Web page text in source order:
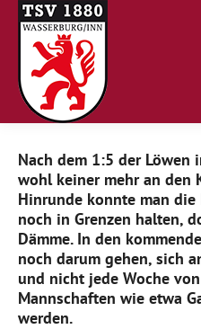
Nach dem 1:5 der Löwen
wohl keiner mehr an den
Hinrunde konnte man
noch in Grenzen halten,
Dämme. In den
noch darum gehen, sich
und nicht jede Woche
Mannschaften wie etwa
werden.